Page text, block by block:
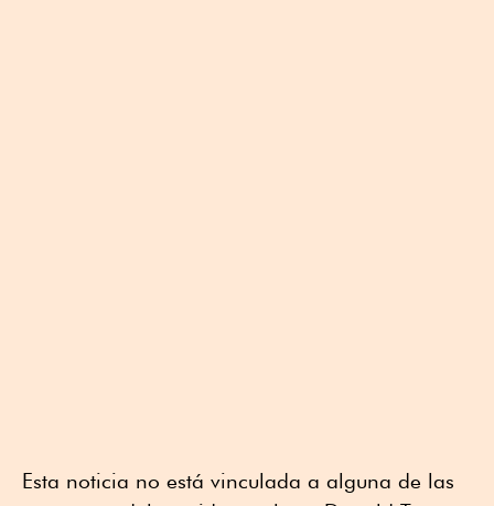
Esta noticia no está vinculada a alguna de las